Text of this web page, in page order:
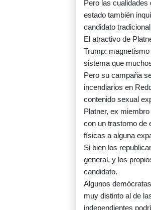
Pero las
estado también
candidato
El atractivo de
Trump:
sistema que
Pero su campaña
incendiarios en
contenido sexual
Platner, ex
con un trastorno de
físicas a alguna
Si bien los
general, y los
candidato.
Algunos
muy distinto al de
independientes